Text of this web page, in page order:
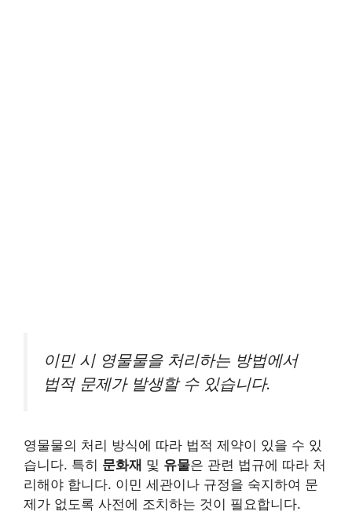
이민 시 영물물을 처리하는 방법에서
법적 문제가 발생할 수 있습니다.
영물물의 처리 방식에 따라 법적 제약이 있을 수 있
습니다. 특히 문화재 및 유물은 관련 법규에 따라 처
리해야 합니다. 이민 세관이나 규정을 숙지하여 문
제가 없도록 사전에 조치하는 것이 필요합니다.